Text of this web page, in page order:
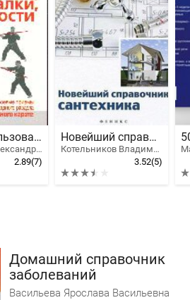
Бой с использованием шеста, палки, трости. По системе спецназа КГБ
Травников Александр Игоревич
2.89(7)
Новейший справочник сантехника: все виды сантехнических работ своими руками
Котельников Владимир Семенович
3.52(5)
Домашний справочник
заболеваний
Васильева Ярослава Васильевна